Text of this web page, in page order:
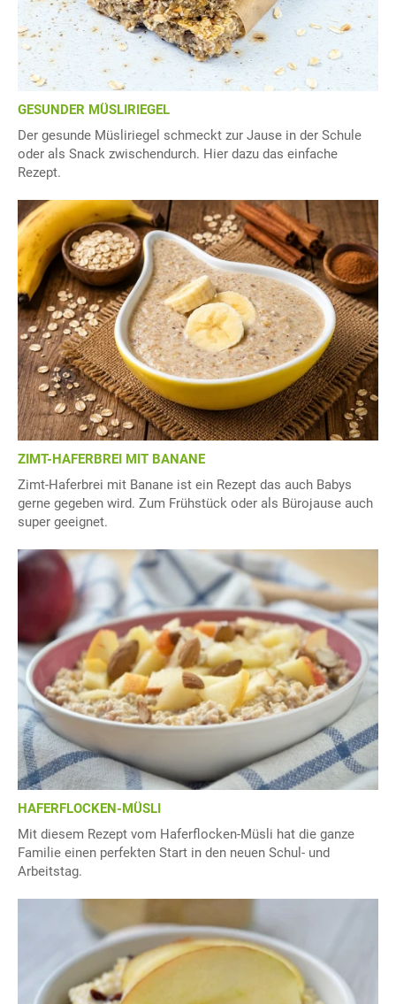
GESUNDER MÜSLIRIEGEL
Der gesunde Müsliriegel schmeckt zur Jause in der Schule
oder als Snack zwischendurch. Hier dazu das einfache
Rezept.
ZIMT-HAFERBREI MIT BANANE
Zimt-Haferbrei mit Banane ist ein Rezept das auch Babys
gerne gegeben wird. Zum Frühstück oder als Bürojause auch
super geeignet.
HAFERFLOCKEN-MÜSLI
Mit diesem Rezept vom Haferflocken-Müsli hat die ganze
Familie einen perfekten Start in den neuen Schul- und
Arbeitstag.